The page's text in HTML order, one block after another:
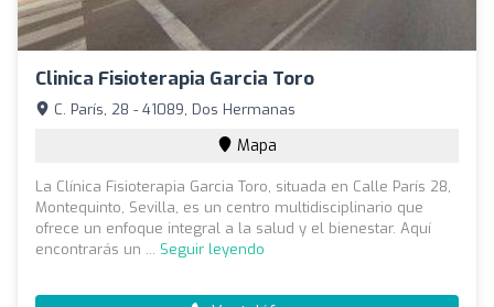
Clinica Fisioterapia Garcia Toro
C. París, 28 - 41089, Dos Hermanas
Mapa
La Clínica Fisioterapia Garcia Toro, situada en Calle París 28,
Montequinto, Sevilla, es un centro multidisciplinario que
ofrece un enfoque integral a la salud y el bienestar. Aquí
encontrarás un ... Seguir leyendo